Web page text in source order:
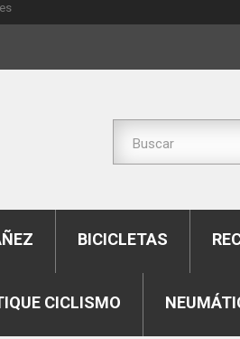
BICICLETAS
CICLISMO